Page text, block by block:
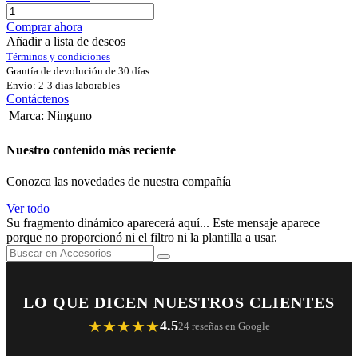
Comprar ahora
Añadir a lista de deseos
Términos y condiciones
Grantía de devolución de 30 días
Envío: 2-3 días laborables
Contáctenos
Marca: Ninguno
Nuestro contenido más reciente
Conozca las novedades de nuestra compañía
Ver todo
Su fragmento dinámico aparecerá aquí... Este mensaje aparece
porque no proporcionó ni el filtro ni la plantilla a usar.
LO QUE DICEN NUESTROS CLIENTES
★★★★★4.524 reseñas en Google